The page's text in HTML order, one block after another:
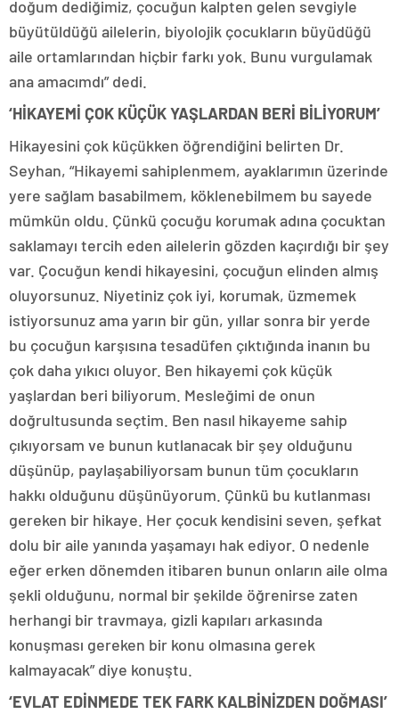
doğum dediğimiz, çocuğun kalpten gelen sevgiyle
büyütüldüğü ailelerin, biyolojik çocukların büyüdüğü
aile ortamlarından hiçbir farkı yok. Bunu vurgulamak
ana amacımdı” dedi.
‘HİKAYEMİ ÇOK KÜÇÜK YAŞLARDAN BERİ BİLİYORUM’
Hikayesini çok küçükken öğrendiğini belirten Dr.
Seyhan, “Hikayemi sahiplenmem, ayaklarımın üzerinde
yere sağlam basabilmem, köklenebilmem bu sayede
mümkün oldu. Çünkü çocuğu korumak adına çocuktan
saklamayı tercih eden ailelerin gözden kaçırdığı bir şey
var. Çocuğun kendi hikayesini, çocuğun elinden almış
oluyorsunuz. Niyetiniz çok iyi, korumak, üzmemek
istiyorsunuz ama yarın bir gün, yıllar sonra bir yerde
bu çocuğun karşısına tesadüfen çıktığında inanın bu
çok daha yıkıcı oluyor. Ben hikayemi çok küçük
yaşlardan beri biliyorum. Mesleğimi de onun
doğrultusunda seçtim. Ben nasıl hikayeme sahip
çıkıyorsam ve bunun kutlanacak bir şey olduğunu
düşünüp, paylaşabiliyorsam bunun tüm çocukların
hakkı olduğunu düşünüyorum. Çünkü bu kutlanması
gereken bir hikaye. Her çocuk kendisini seven, şefkat
dolu bir aile yanında yaşamayı hak ediyor. O nedenle
eğer erken dönemden itibaren bunun onların aile olma
şekli olduğunu, normal bir şekilde öğrenirse zaten
herhangi bir travmaya, gizli kapıları arkasında
konuşması gereken bir konu olmasına gerek
kalmayacak” diye konuştu.
‘EVLAT EDİNMEDE TEK FARK KALBİNİZDEN DOĞMASI’